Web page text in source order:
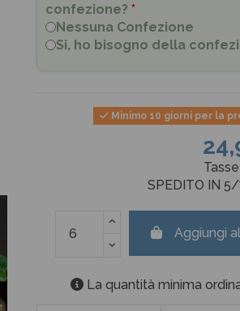
confezione? *
Nessuna Confezione
Si, ho bisogno della
Minimo 10 giorni per la
SPEDITO IN
Aggiungi
La quantità minima